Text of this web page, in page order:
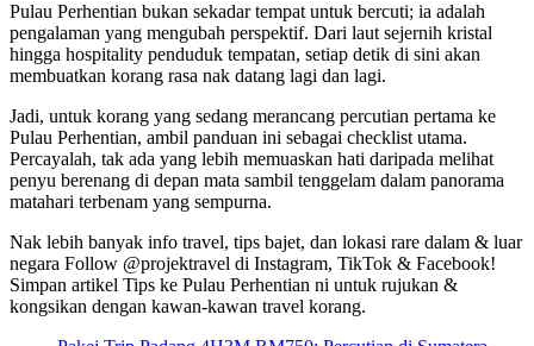
Pulau Perhentian bukan sekadar tempat untuk bercuti; ia adalah
pengalaman yang mengubah perspektif. Dari laut sejernih kristal
hingga hospitality penduduk tempatan, setiap detik di sini akan
membuatkan korang rasa nak datang lagi dan lagi.
Jadi, untuk korang yang sedang merancang percutian pertama ke
Pulau Perhentian, ambil panduan ini sebagai checklist utama.
Percayalah, tak ada yang lebih memuaskan hati daripada melihat
penyu berenang di depan mata sambil tenggelam dalam panorama
matahari terbenam yang sempurna.
Nak lebih banyak info travel, tips bajet, dan lokasi rare dalam & luar
negara Follow @projektravel di Instagram, TikTok & Facebook!
Simpan artikel Tips ke Pulau Perhentian ni untuk rujukan &
kongsikan dengan kawan-kawan travel korang.